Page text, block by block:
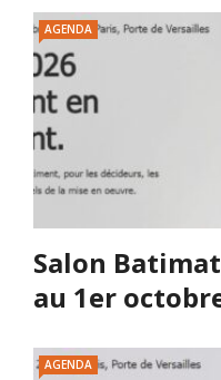
AGENDA
Salon
au 1er
AGENDA